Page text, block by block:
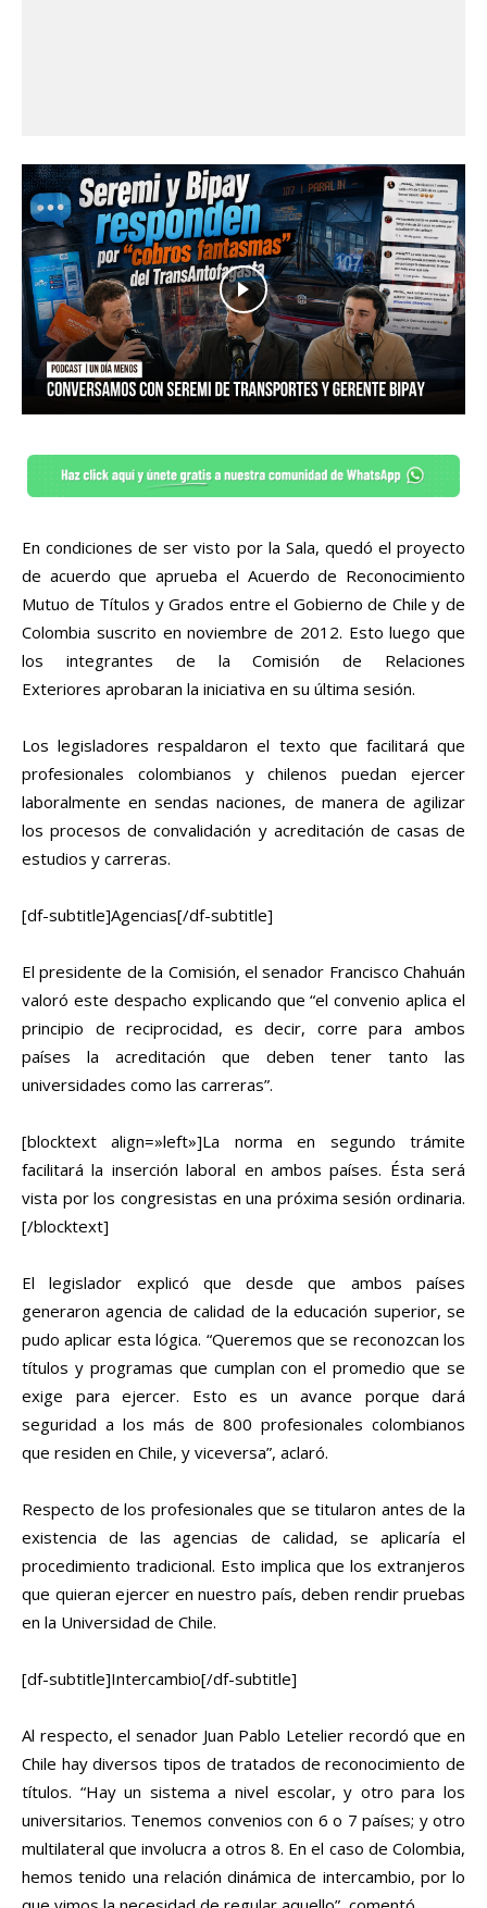
En condiciones de ser visto por la Sala, quedó el proyecto
de acuerdo que aprueba el Acuerdo de Reconocimiento
Mutuo de Títulos y Grados entre el Gobierno de Chile y de
Colombia suscrito en noviembre de 2012. Esto luego que
los integrantes de la Comisión de Relaciones
Exteriores aprobaran la iniciativa en su última sesión.
Los legisladores respaldaron el texto que facilitará que
profesionales colombianos y chilenos puedan ejercer
laboralmente en sendas naciones, de manera de agilizar
los procesos de convalidación y acreditación de casas de
estudios y carreras.
[df-subtitle]Agencias[/df-subtitle]
El presidente de la Comisión, el senador Francisco Chahuán
valoró este despacho explicando que “el convenio aplica el
principio de reciprocidad, es decir, corre para ambos
países la acreditación que deben tener tanto las
universidades como las carreras”.
[blocktext align=»left»]La norma en segundo trámite
facilitará la inserción laboral en ambos países. Ésta será
vista por los congresistas en una próxima sesión ordinaria.
[/blocktext]
El legislador explicó que desde que ambos países
generaron agencia de calidad de la educación superior, se
pudo aplicar esta lógica. “Queremos que se reconozcan los
títulos y programas que cumplan con el promedio que se
exige para ejercer. Esto es un avance porque dará
seguridad a los más de 800 profesionales colombianos
que residen en Chile, y viceversa”, aclaró.
Respecto de los profesionales que se titularon antes de la
existencia de las agencias de calidad, se aplicaría el
procedimiento tradicional. Esto implica que los extranjeros
que quieran ejercer en nuestro país, deben rendir pruebas
en la Universidad de Chile.
[df-subtitle]Intercambio[/df-subtitle]
Al respecto, el senador Juan Pablo Letelier recordó que en
Chile hay diversos tipos de tratados de reconocimiento de
títulos. “Hay un sistema a nivel escolar, y otro para los
universitarios. Tenemos convenios con 6 o 7 países; y otro
multilateral que involucra a otros 8. En el caso de Colombia,
hemos tenido una relación dinámica de intercambio, por lo